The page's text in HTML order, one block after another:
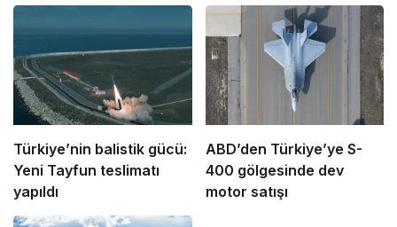
Türkiye’nin balistik gücü:
Yeni Tayfun teslimatı
yapıldı
ABD’den Türkiye’ye S-
400 gölgesinde dev
motor satışı